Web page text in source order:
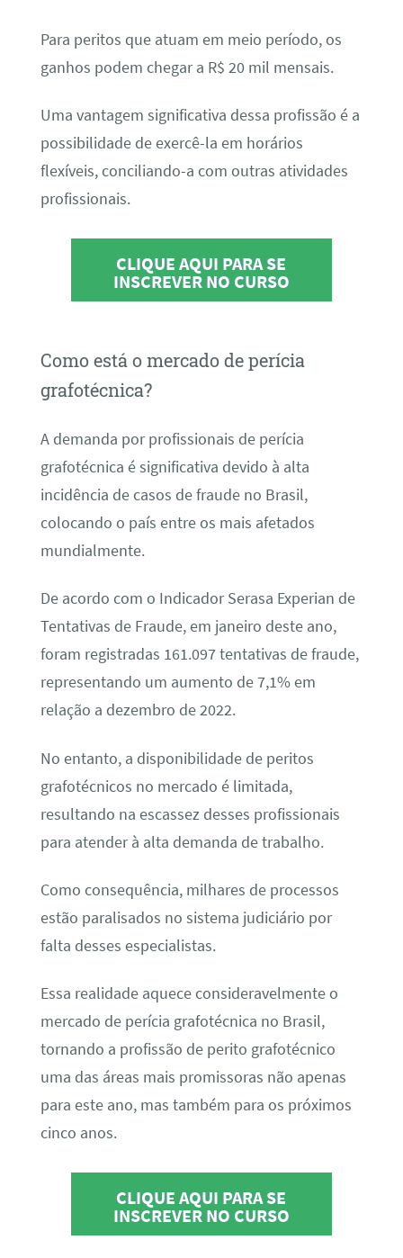
Para peritos que atuam em meio período, os
ganhos podem chegar a R$ 20 mil mensais.
Uma vantagem significativa dessa profissão é a
possibilidade de exercê-la em horários
flexíveis, conciliando-a com outras atividades
profissionais.
CLIQUE AQUI PARA SE
INSCREVER NO CURSO
Como está o mercado de perícia
grafotécnica?
A demanda por profissionais de perícia
grafotécnica é significativa devido à alta
incidência de casos de fraude no Brasil,
colocando o país entre os mais afetados
mundialmente.
De acordo com o Indicador Serasa Experian de
Tentativas de Fraude, em janeiro deste ano,
foram registradas 161.097 tentativas de fraude,
representando um aumento de 7,1% em
relação a dezembro de 2022.
No entanto, a disponibilidade de peritos
grafotécnicos no mercado é limitada,
resultando na escassez desses profissionais
para atender à alta demanda de trabalho.
Como consequência, milhares de processos
estão paralisados no sistema judiciário por
falta desses especialistas.
Essa realidade aquece consideravelmente o
mercado de perícia grafotécnica no Brasil,
tornando a profissão de perito grafotécnico
uma das áreas mais promissoras não apenas
para este ano, mas também para os próximos
cinco anos.
CLIQUE AQUI PARA SE
INSCREVER NO CURSO